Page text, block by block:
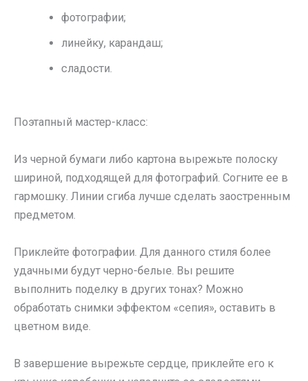
фотографии;
линейку, карандаш;
сладости.
Поэтапный мастер-класс:
Из черной бумаги либо картона вырежьте полоску
шириной, подходящей для фотографий. Согните ее в
гармошку. Линии сгиба лучше сделать заостренным
предметом.
Приклейте фотографии. Для данного стиля более
удачными будут черно-белые. Вы решите
выполнить поделку в других тонах? Можно
обработать снимки эффектом «сепия», оставить в
цветном виде.
В завершение вырежьте сердце, приклейте его к